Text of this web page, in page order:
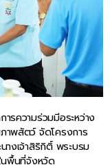
รความร่วมมีอระหว่าง
าพสัตว์ จัดโครงการ
างเจ้าสิริกิติ์ พระบรม
พื้นที่จังหวัด